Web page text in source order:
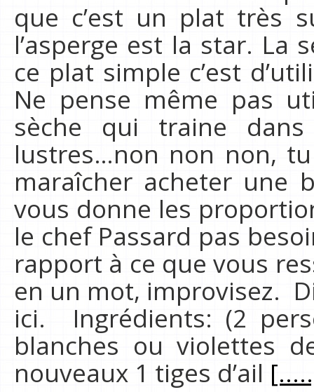
que c’est un plat très
l’asperge est la star. La
ce plat simple c’est
Ne pense même pas
sèche qui traine
lustres…non non non,
maraîcher acheter une
vous donne les
le chef Passard pas
rapport à ce que vous
en un mot, improvisez.
ici. Ingrédients: (2
blanches ou violettes
nouveaux 1 tiges d’ail